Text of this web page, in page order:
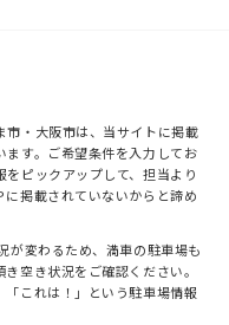
市・大阪市は、当サイトに掲載
す。ご希望条件を入力してお
ピックアップして、担当より
掲載されていないからと諦め
が変わるため、満車の駐車場も
空き状況をご確認ください。
これは！」という駐車場情報